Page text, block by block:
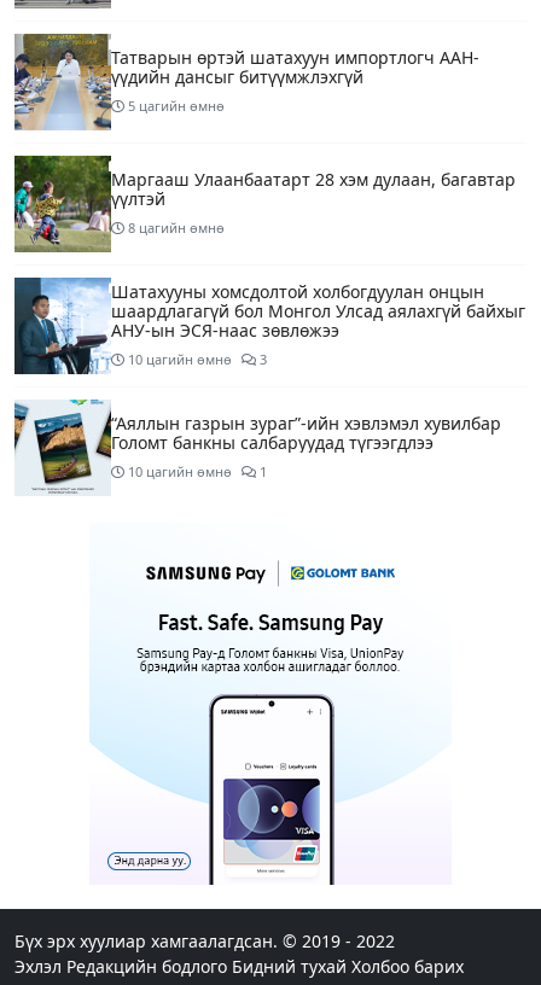
Татварын өртэй шатахуун импортлогч ААН-
үүдийн дансыг битүүмжлэхгүй
5 цагийн өмнө
Маргааш Улаанбаатарт 28 хэм дулаан, багавтар
үүлтэй
8 цагийн өмнө
Шатахууны хомсдолтой холбогдуулан онцын
шаардлагагүй бол Монгол Улсад аялахгүй байхыг
АНУ-ын ЭСЯ-наас зөвлөжээ
10 цагийн өмнө 3
“Аяллын газрын зураг”-ийн хэвлэмэл хувилбар
Голомт банкны салбаруудад түгээгдлээ
10 цагийн өмнө 1
дарга Б.Пүрэвдагвыг өөрийн биеэр онцгойлон
анхаарахыг үүрэг болголоо
Бүх шатанд хэмнэлтийн горимд шилжиж, найр
наадам, зөвлөгөөн, гадаад томилолтыг
Шатахуун, түлш, газрын тосны бүх
бүтээгдэхүүнийг гаалийн татвараас чөлөөллөө
12 цагийн өмнө 4
авсан машины тоо 2.5 дахин нэмэгджээ
14 цагийн өмнө 7
Бүх эрх хуулиар хамгаалагдсан. © 2019 - 2022
Эхлэл Редакцийн бодлого Бидний тухай Холбоо барих